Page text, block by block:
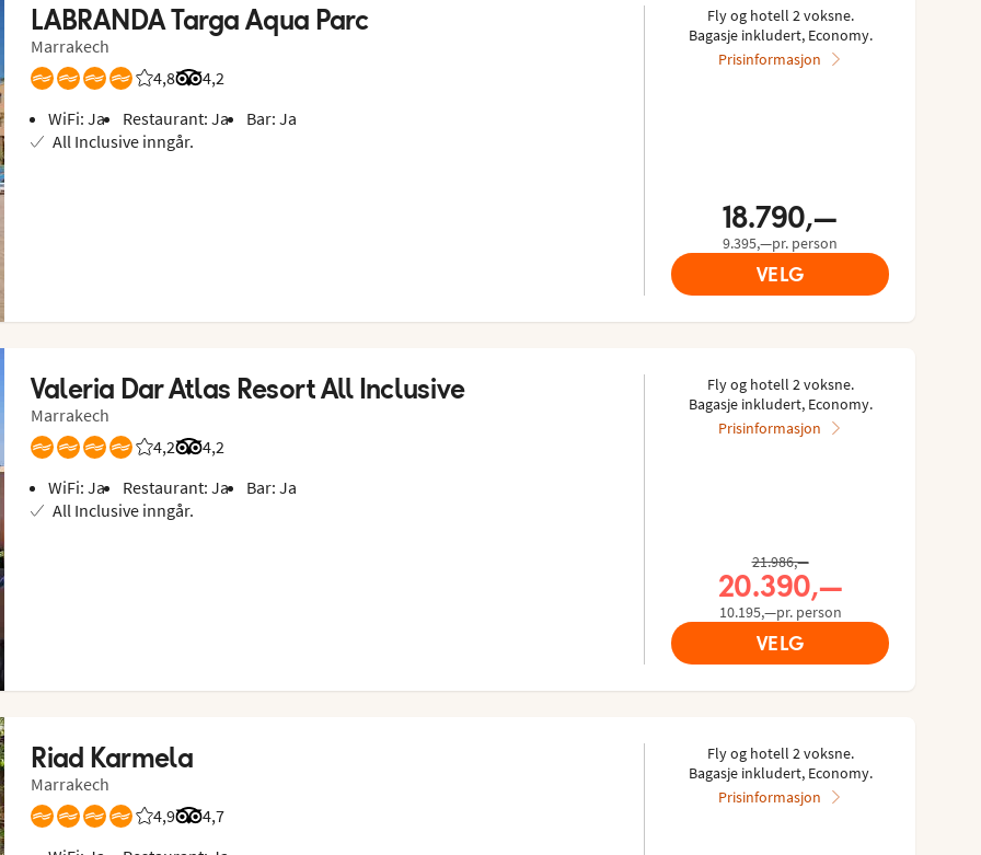
LABRANDA Targa Aqua Parc
Marrakech
4,8
Vurdering fra Vings gjester: 4.75/5
4,2
Vurdering fra Tripadvisor: 4.2 of 5
WiFi: Ja
Restaurant: Ja
Bar: Ja
All Inclusive inngår.
Fly og hotell 2 voksne.
Bagasje inkludert, Economy.
Prisinformasjon
18.790,—
9.395,—pr. person
VELG
Valeria Dar Atlas Resort All Inclusive
Marrakech
4,2
Vurdering fra Vings gjester: 4.2/5
4,2
Vurdering fra Tripadvisor: 4.2 of 5
WiFi: Ja
Restaurant: Ja
Bar: Ja
All Inclusive inngår.
Fly og hotell 2 voksne.
Bagasje inkludert, Economy.
Prisinformasjon
Tidligere pris,
21.986,—
Nåværende pris,
20.390,—
10.195,—pr. person
VELG
Riad Karmela
Marrakech
4,9
Vurdering fra Vings gjester: 4.857/5
4,7
Vurdering fra Tripadvisor: 4.7 of 5
Fly og hotell 2 voksne.
Bagasje inkludert, Economy.
Prisinformasjon